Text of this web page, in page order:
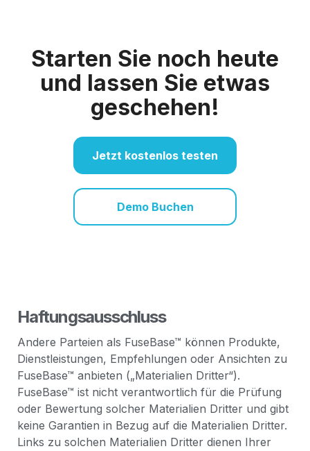
Starten Sie noch heute
und lassen Sie etwas
geschehen!
Jetzt kostenlos testen
Demo Buchen
Haftungsausschluss
Andere Parteien als FuseBase™ können Produkte,
Dienstleistungen, Empfehlungen oder Ansichten zu
FuseBase™ anbieten („Materialien Dritter“).
FuseBase™ ist nicht verantwortlich für die Prüfung
oder Bewertung solcher Materialien Dritter und gibt
keine Garantien in Bezug auf die Materialien Dritter.
Links zu solchen Materialien Dritter dienen Ihrer